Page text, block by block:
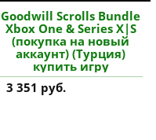
Goodwill Scrolls Bundle
Xbox One & Series X|S
(покупка на новый
аккаунт) (Турция)
купить игру
3 351 руб.